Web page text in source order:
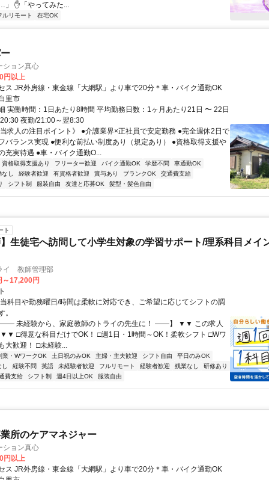
」 ✋「やってみた...
ルリモート 在宅OK
ション真心
円以上
ス JR外房線・東金線「大網駅」より車で20分＊車・バイク通勤OK
里市
実働時間：1日あたり8時間 平均勤務日数：1ヶ月あたり21日 〜 22日
夜勤/21:00～翌8:30
求人の注目ポイント》 ●介護業界×正社員で安定勤務 ●完全週休2日で
バランス実現 ●便利な前払い制度あり（規定あり） ●資格取得支援や
充実待遇 ●車・バイク通勤O...
資格取得支援あり フリーター歓迎 バイク通勤OK 学歴不問
車通勤OK
し
経験者歓迎 有資格者歓迎 賞与あり ブランクOK
交通費支給
シフト制 服装自由 友達と応募OK 髪型・髪色自由
ト
生徒宅へ訪問して小学生対象の学習サポート/理系科目メイ
イ 教師管理部
17,200円
科目や勤務曜日/時間は柔軟に対応でき、ご希望に応じてシフトの調
。
―― 未経験から、家庭教師のトライの先生に！ ――】 ▼▼ この求人
□得意な科目だけでOK！ □週1日・1時間～OK！柔軟シフト □Wワ
大歓迎！ □未経験...
業・WワークOK 土日祝のみOK 主婦・主夫歓迎 シフト自由
平日のみOK
経験不問 英語 未経験者歓迎 フルリモート 経験者歓迎 残業なし
研修あり
費支給
シフト制 週4日以上OK 服装自由
所のケアマネジャー
ション真心
円以上
ス JR外房線・東金線「大網駅」より車で20分＊車・バイク通勤OK